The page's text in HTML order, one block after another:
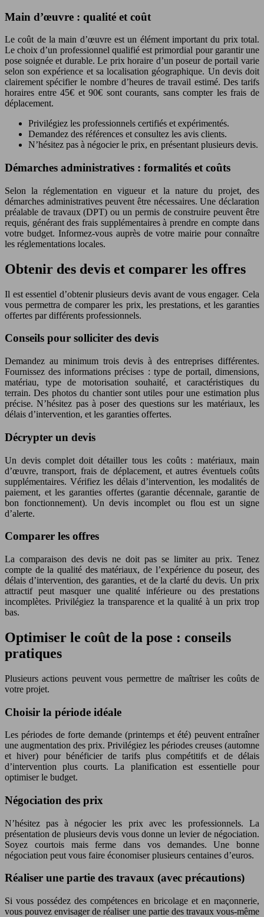
Main d’œuvre : qualité et coût
Le coût de la main d’œuvre est un élément important du prix total.
Le choix d’un professionnel qualifié est primordial pour garantir une
pose soignée et durable. Le prix horaire d’un poseur de portail varie
selon son expérience et sa localisation géographique. Un devis doit
clairement spécifier le nombre d’heures de travail estimé. Des tarifs
horaires entre 45€ et 90€ sont courants, sans compter les frais de
déplacement.
Privilégiez les professionnels certifiés et expérimentés.
Demandez des références et consultez les avis clients.
N’hésitez pas à négocier le prix, en présentant plusieurs devis.
Démarches administratives : formalités et coûts
Selon la réglementation en vigueur et la nature du projet, des
démarches administratives peuvent être nécessaires. Une déclaration
préalable de travaux (DPT) ou un permis de construire peuvent être
requis, générant des frais supplémentaires à prendre en compte dans
votre budget. Informez-vous auprès de votre mairie pour connaître
les réglementations locales.
Obtenir des devis et comparer les offres
Il est essentiel d’obtenir plusieurs devis avant de vous engager. Cela
vous permettra de comparer les prix, les prestations, et les garanties
offertes par différents professionnels.
Conseils pour solliciter des devis
Demandez au minimum trois devis à des entreprises différentes.
Fournissez des informations précises : type de portail, dimensions,
matériau, type de motorisation souhaité, et caractéristiques du
terrain. Des photos du chantier sont utiles pour une estimation plus
précise. N’hésitez pas à poser des questions sur les matériaux, les
délais d’intervention, et les garanties offertes.
Décrypter un devis
Un devis complet doit détailler tous les coûts : matériaux, main
d’œuvre, transport, frais de déplacement, et autres éventuels coûts
supplémentaires. Vérifiez les délais d’intervention, les modalités de
paiement, et les garanties offertes (garantie décennale, garantie de
bon fonctionnement). Un devis incomplet ou flou est un signe
d’alerte.
Comparer les offres
La comparaison des devis ne doit pas se limiter au prix. Tenez
compte de la qualité des matériaux, de l’expérience du poseur, des
délais d’intervention, des garanties, et de la clarté du devis. Un prix
attractif peut masquer une qualité inférieure ou des prestations
incomplètes. Privilégiez la transparence et la qualité à un prix trop
bas.
Optimiser le coût de la pose : conseils
pratiques
Plusieurs actions peuvent vous permettre de maîtriser les coûts de
votre projet.
Choisir la période idéale
Les périodes de forte demande (printemps et été) peuvent entraîner
une augmentation des prix. Privilégiez les périodes creuses (automne
et hiver) pour bénéficier de tarifs plus compétitifs et de délais
d’intervention plus courts. La planification est essentielle pour
optimiser le budget.
Négociation des prix
N’hésitez pas à négocier les prix avec les professionnels. La
présentation de plusieurs devis vous donne un levier de négociation.
Soyez courtois mais ferme dans vos demandes. Une bonne
négociation peut vous faire économiser plusieurs centaines d’euros.
Réaliser une partie des travaux (avec précautions)
Si vous possédez des compétences en bricolage et en maçonnerie,
vous pouvez envisager de réaliser une partie des travaux vous-même